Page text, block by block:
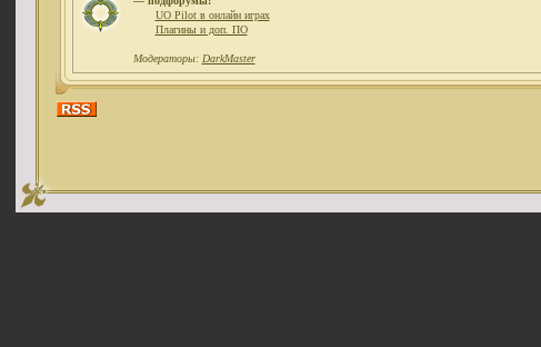
UO Pilot в онлайн играх
Плагины и доп. ПО
Модераторы: DarkMaster